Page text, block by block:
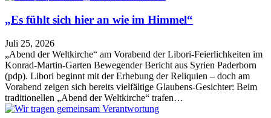
„Es fühlt sich hier an wie im Himmel“
Juli 25, 2026
„Abend der Weltkirche“ am Vorabend der Libori-Feierlichkeiten im
Konrad-Martin-Garten Bewegender Bericht aus Syrien Paderborn
(pdp). Libori beginnt mit der Erhebung der Reliquien – doch am
Vorabend zeigen sich bereits vielfältige Glaubens-Gesichter: Beim
traditionellen „Abend der Weltkirche“ trafen…